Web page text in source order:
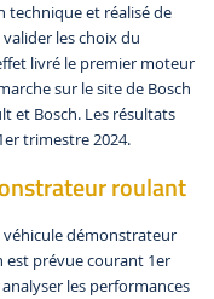
technique et réalisé de
les choix du
livré le premier moteur
sur le site de Bosch
et Bosch. Les résultats
trimestre 2024.
roulant
véhicule démonstrateur
est prévue courant 1er
les performances